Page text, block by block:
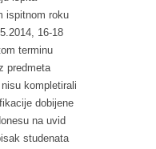
ispitnom roku
16-18
terminu
predmeta
kompletirali
dobijene
na uvid
studenata